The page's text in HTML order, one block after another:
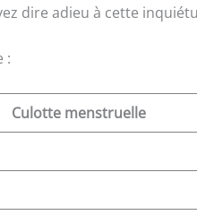
dire adieu à cette
:
Culotte menstruelle